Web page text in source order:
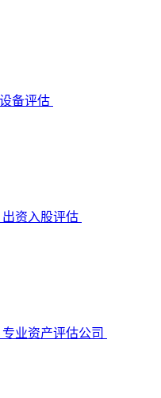
备评估
资入股评估
业资产评估公司